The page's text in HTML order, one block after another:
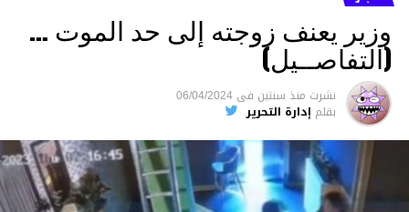
وزير يعنف زوجته إلى حد الموت …
(التفاصــيل)
نشرت منذ سنتين فى 06/04/2024
بقلم إدارة التحرير